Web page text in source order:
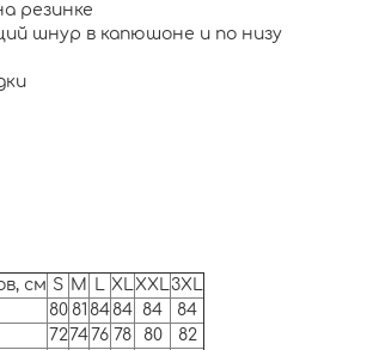
резинке
шнур в капюшоне и по низу
см S M L XLXXL3XL
80 81 84 84 84
84
7274 76 78 80
82